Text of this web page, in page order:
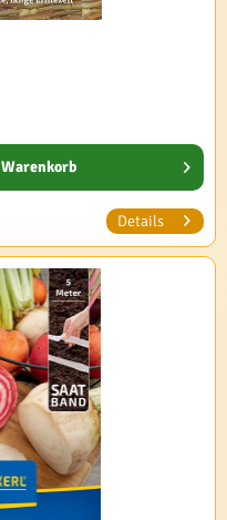
Warenkorb
Details